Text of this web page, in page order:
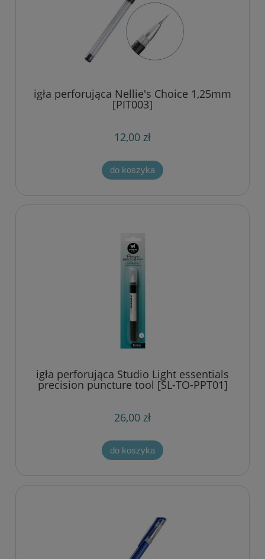
igła perforująca Nellie's Choice 1,25mm
[PIT003]
12,00 zł
do koszyka
igła perforująca Studio Light essentials
precision puncture tool [SL-TO-PPT01]
26,00 zł
do koszyka